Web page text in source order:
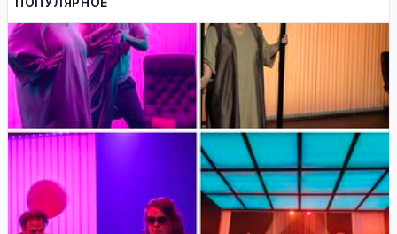
системам медиков
автомобилей